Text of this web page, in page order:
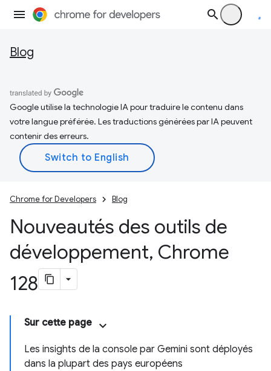
Blog
Google utilise la technologie IA pour traduire le contenu dans
votre langue préférée. Les traductions générées par IA peuvent
contenir des erreurs.
Chrome for Developers Blog
Nouveautés des outils de
développement, Chrome
128
Sur cette page
Les insights de la console par Gemini sont déployés
dans la plupart des pays européens